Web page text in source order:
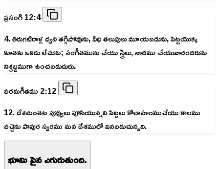
ప్రసంగి 12:4
4. తిరుగటిరాళ్ల ధ్వని తగ్గిపోవును, వీధి తలుపులు మూయబడును, పిట్టయొక్క
కూతకు ఒకడు లేచును; సంగీతమును చేయు స్త్రీలు, నాదము చేయువారందరును
నిశ్చబ్దముగా ఉంచబడుదురు.
పరమగీతము 2:12
12. దేశమంతట పువ్వులు పూసియున్నవి పిట్టలు కోలాహలముచేయు కాలము
వచ్చెను పావుర స్వరము మన దేశములో వినబడుచున్నది.
భూమి పైన ఎగురుతుంది.